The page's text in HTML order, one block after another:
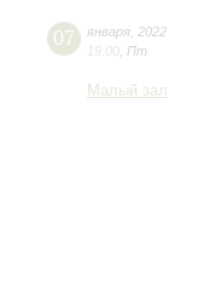
07 января 2022
19:00 Пт
Малый зал